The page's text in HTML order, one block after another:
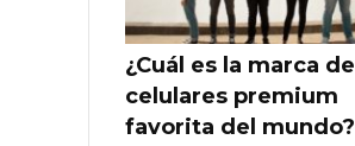
¿Cuál es la marca de
celulares premium
favorita del mundo?